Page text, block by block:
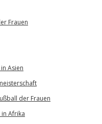
Frauen
Asien
der Frauen
Afrika